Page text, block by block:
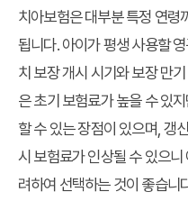
치아보험은 대부분 특정 연령
됩니다. 아이가 평생 사용할
치 보장 개시 시기와 보장 만
은 초기 보험료가 높을 수 있
할 수 있는 장점이 있으며, 갱
시 보험료가 인상될 수 있으
려하여 선택하는 것이 좋습니